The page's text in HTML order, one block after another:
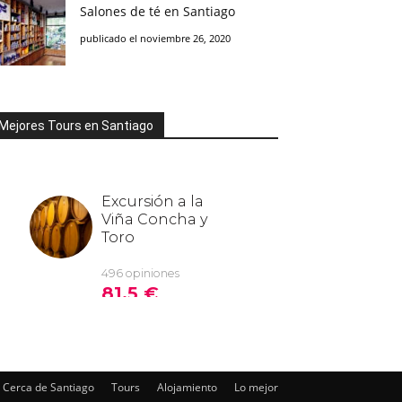
Salones de té en Santiago
publicado el noviembre 26, 2020
Mejores Tours en Santiago
Cerca de Santiago Tours Alojamiento Lo mejor